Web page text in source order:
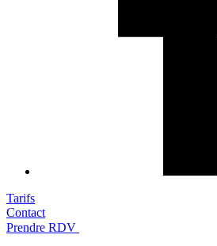
Tarifs
Contact
Prendre RDV